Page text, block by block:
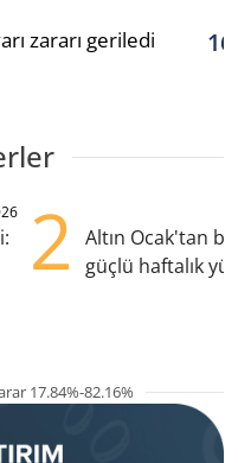
zararı geriledi
2
Altın Ocak'tan
güçlü haftalık
17.84%-82.16%